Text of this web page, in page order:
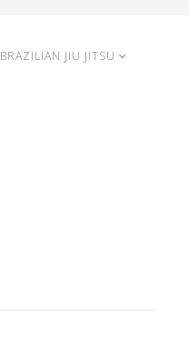
BRAZILIAN JIU JITSU